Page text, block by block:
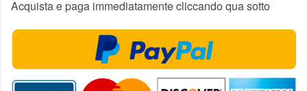
Acquista e paga immediatamente cliccando qua sotto